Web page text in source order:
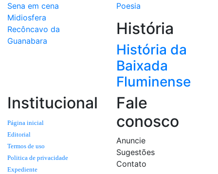
Sena em cena
Midiosfera
Recôncavo da
Guanabara
Poesia
História
História da
Baixada
Fluminense
Institucional
Página inicial
Editorial
Termos de uso
Politica de privacidade
Expediente
Fale
conosco
Anuncie
Sugestões
Contato